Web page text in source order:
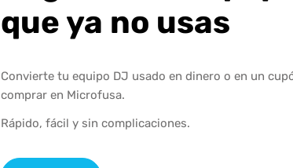
que ya no usas
Convierte tu equipo DJ usado en dinero o en un
comprar en Microfusa.
Rápido, fácil y sin complicaciones.